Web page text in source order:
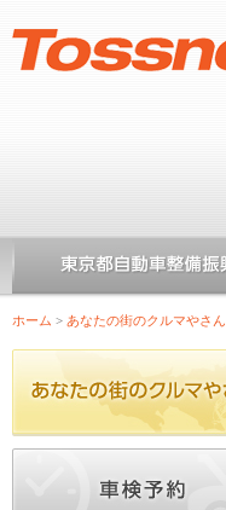
ホーム > あなたの街のクルマやさん